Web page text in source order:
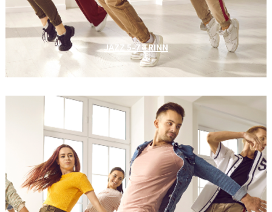
JAZZ 5-7 TRINN